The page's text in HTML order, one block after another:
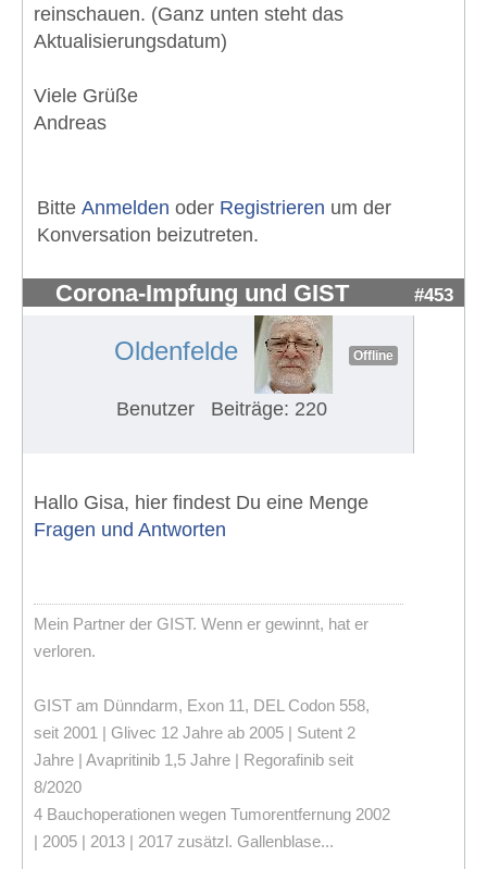
reinschauen. (Ganz unten steht das
Aktualisierungsdatum)
Viele Grüße
Andreas
Bitte Anmelden oder Registrieren um der
Konversation beizutreten.
Corona-Impfung und GIST #453
Oldenfelde Offline
Benutzer Beiträge: 220
Hallo Gisa, hier findest Du eine Menge
Fragen und Antworten
Mein Partner der GIST. Wenn er gewinnt, hat er
verloren.
GIST am Dünndarm, Exon 11, DEL Codon 558,
seit 2001 | Glivec 12 Jahre ab 2005 | Sutent 2
Jahre | Avapritinib 1,5 Jahre | Regorafinib seit
8/2020
4 Bauchoperationen wegen Tumorentfernung 2002
| 2005 | 2013 | 2017 zusätzl. Gallenblase...